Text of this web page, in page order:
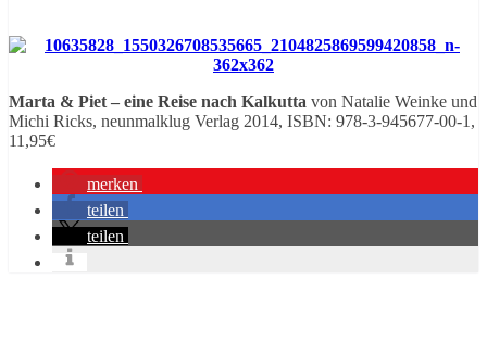
Marta & Piet – eine Reise nach Kalkutta von Natalie Weinke und
Michi Ricks, neunmalklug Verlag 2014, ISBN: 978-3-945677-00-1,
11,95€
merken
teilen
teilen